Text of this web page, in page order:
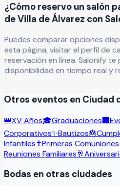
¿Cómo reservo un salón
de Villa de Álvarez con
Puedes comparar opciones
esta página, visitar el perfil de
reservación en línea. Salonify
disponibilidad en tiempo real y
Otros eventos en Ciudad
👑XV Años🎓Graduaciones🏢
Corporativos✨Bautizos🎂
Infantiles✝️Primeras Comuniones
Reuniones Familiares🥂
Bodas en otras ciudades